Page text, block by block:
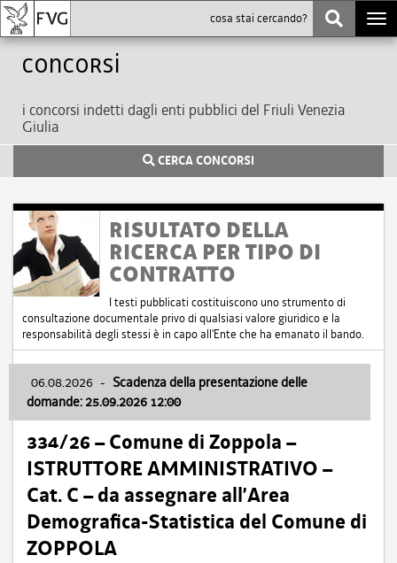
Concorsi
i concorsi indetti dagli enti pubblici del Friuli Venezia
Giulia
CERCA CONCORSI
RISULTATO DELLA
RICERCA PER TIPO DI
CONTRATTO
I testi pubblicati costituiscono uno strumento di
consultazione documentale privo di qualsiasi valore giuridico e la
responsabilità degli stessi è in capo all'Ente che ha emanato il bando.
06.08.2026 - Scadenza della presentazione delle
domande: 25.09.2026 12:00
334/26 – Comune di Zoppola –
ISTRUTTORE AMMINISTRATIVO –
Cat. C – da assegnare all’Area
Demografica-Statistica del Comune di
ZOPPOLA